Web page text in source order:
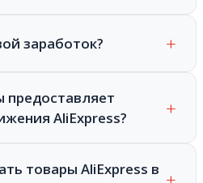
заработок?
предоставляет
AliExpress?
товары AliExpress в